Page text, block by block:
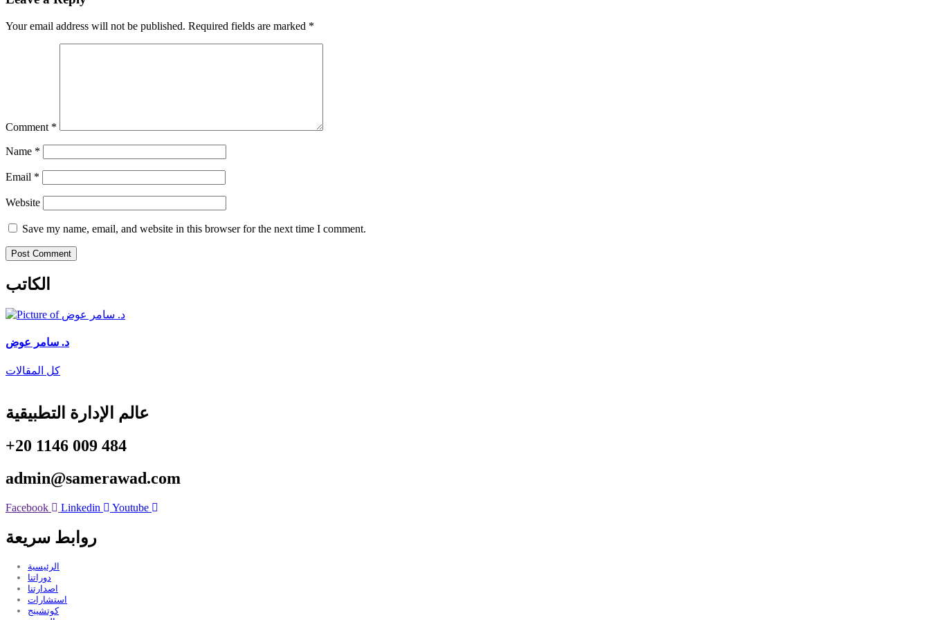
Your email address will not be published. Required fields are marked *
Comment *
Name *
Email *
Website
Save my name, email, and website in this browser for the next time I comment.
الكاتب
د. سامر عوض
كل المقالات
عالم الإدارة التطبيقية
+20 1146 009 484
admin@samerawad.com
Facebook Linkedin Youtube
روابط سريعة
الرئيسية
دوراتنا
اصدارتنا
استشارات
كوتشينج